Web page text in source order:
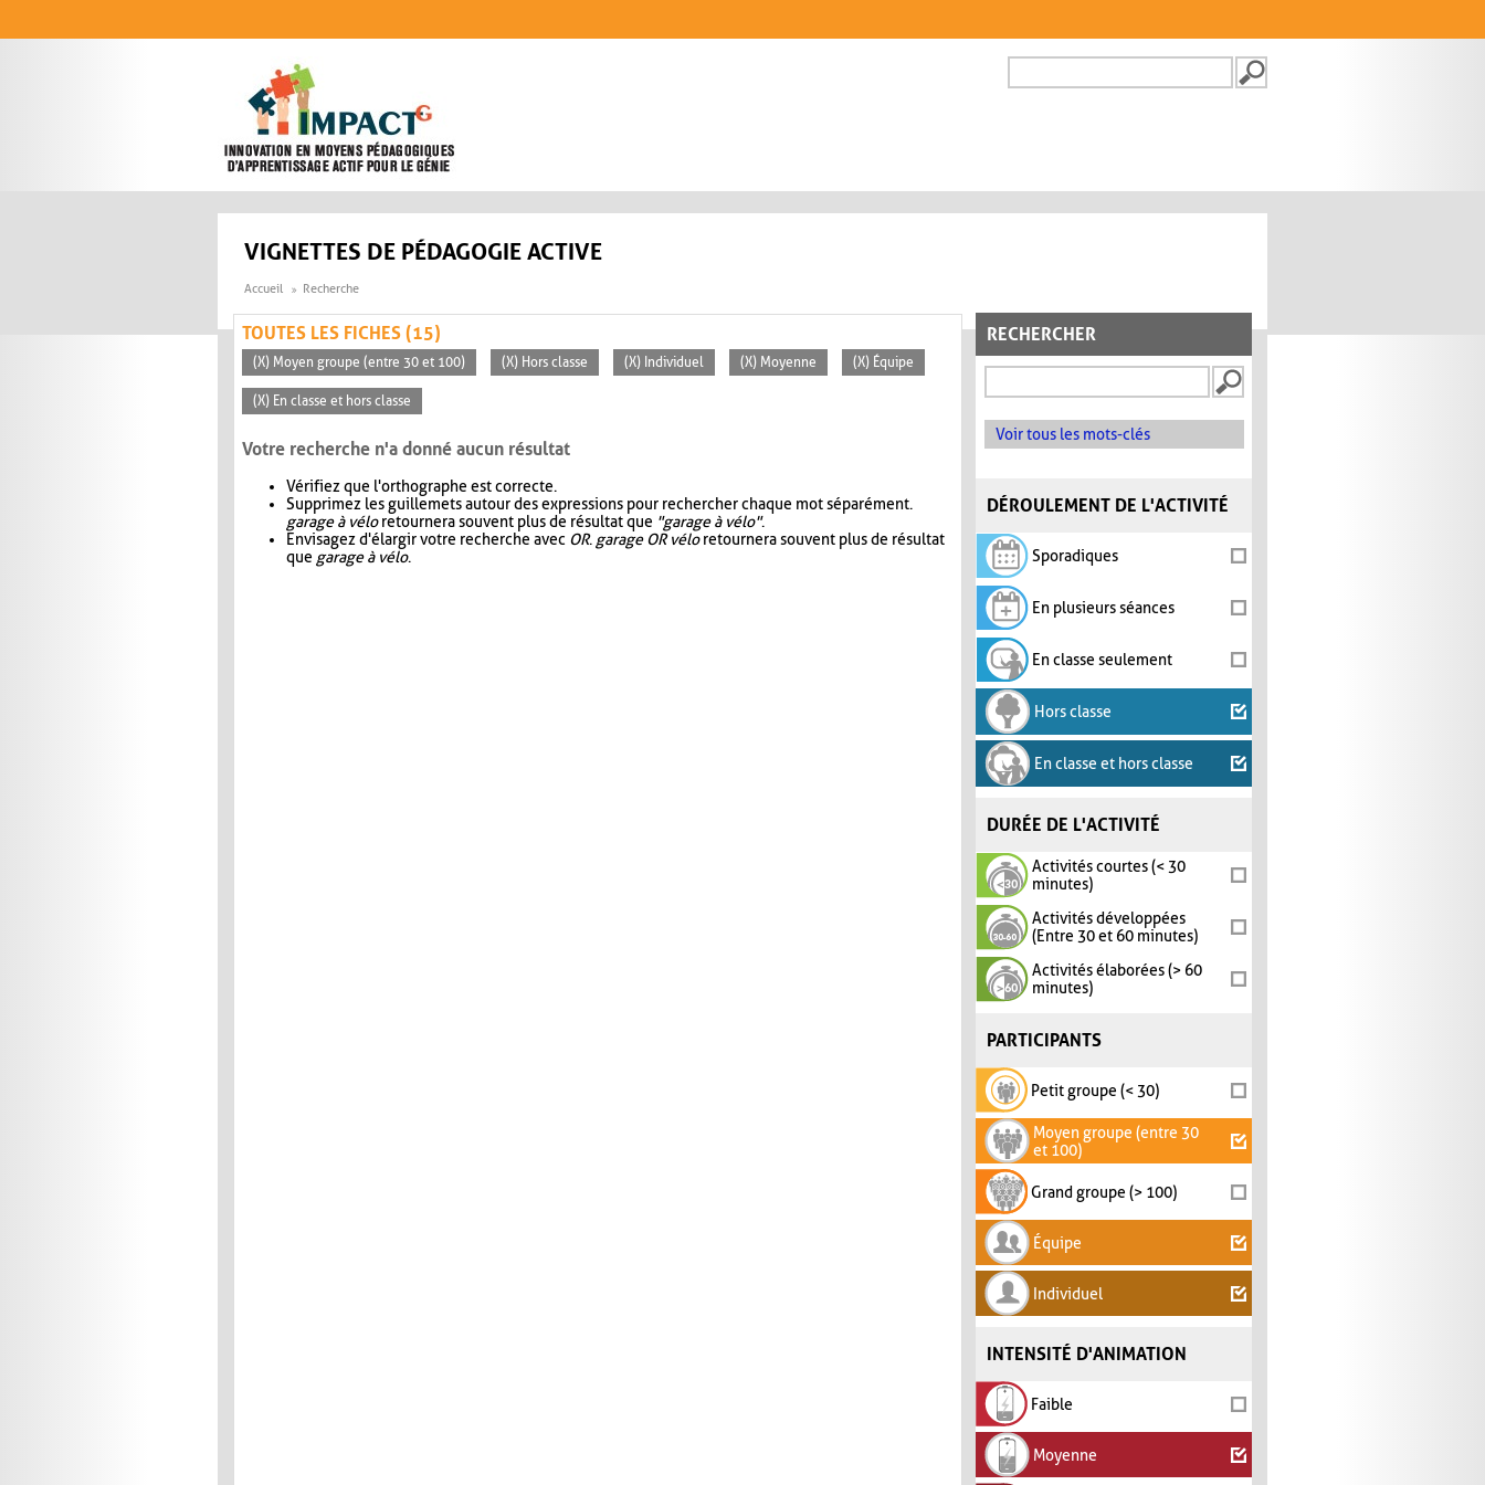
FORMULAIRE DE
VIGNETTES DE PÉDAGOGIE ACTIVE
Accueil Recherche
RECHERCHER
Voir tous les mots-clés
DÉROULEMENT DE L'ACTIVITÉ
Sporadiques
En plusieurs séances
En classe seulement
Hors classe
En classe et hors classe
DURÉE DE L'ACTIVITÉ
Activités courtes (< 30
minutes)
Activités développées
(Entre 30 et 60 minutes)
Activités élaborées (> 60
minutes)
PARTICIPANTS
Petit groupe (< 30)
Moyen groupe (entre 30
et 100)
Grand groupe (> 100)
Équipe
Individuel
INTENSITÉ D'ANIMATION
Faible
Moyenne
TOUTES LES FICHES (15)
(X) Moyen groupe (entre 30 et 100) (X) Hors classe (X) Individuel (X) Moyenne (X) Équipe
(X) En classe et hors classe
Votre recherche n'a donné aucun résultat
Vérifiez que l'orthographe est correcte.
Supprimez les guillemets autour des expressions pour rechercher chaque mot séparément.
garage à véloretournera souvent plus de résultat que "garage à vélo".
Envisagez d'élargir votre recherche avec OR. garage OR véloretournera souvent plus de résultat
que garage à vélo.